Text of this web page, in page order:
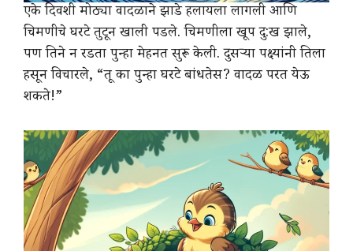
एके दिवशी मोठ्या वादळाने झाडे हलायला लागली आणि
चिमणीचे घरटे तुटून खाली पडले. चिमणीला खूप दु:ख झाले,
पण तिने न रडता पुन्हा मेहनत सुरू केली. दुसऱ्या पक्ष्यांनी तिला
हसून विचारले, “तू का पुन्हा घरटे बांधतेस? वादळ परत येऊ
शकते!”